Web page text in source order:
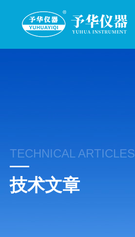
TECHNICAL ARTICLES
技术文章